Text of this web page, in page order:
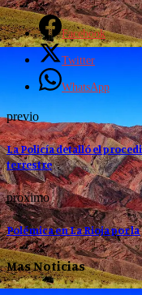
Facebook
Twitter
WhatsApp
previo
La Policía detalló el
terrestre
proximo
Polémica en La Rioja por
Mas Noticias